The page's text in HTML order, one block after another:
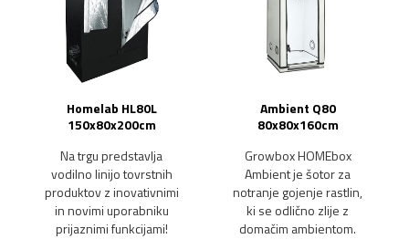
Homelab HL80L
150x80x200cm
Na trgu predstavlja
vodilno linijo tovrstnih
produktov z inovativnimi
in novimi uporabniku
prijaznimi funkcijami!
Ambient Q80
80x80x160cm
Growbox HOMEbox
Ambient je šotor za
notranje gojenje rastlin,
ki se odlično zlije z
domačim ambientom.